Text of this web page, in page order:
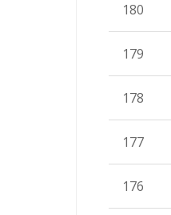
180
179
178
177
176